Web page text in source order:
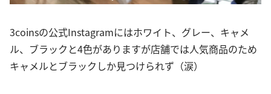
3coinsの公式Instagramにはホワイト、グレー、キャメ
ル、ブラックと4色がありますが店舗では人気商品のため
キャメルとブラックしか見つけられず（涙）